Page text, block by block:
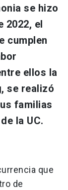
se hizo
2022, el
cumplen
ellos la
se realizó
familias
la UC.
que
de